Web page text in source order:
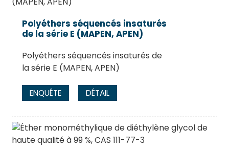
Polyéthers séquencés insaturés
de la série E (MAPEN, APEN)
Polyéthers séquencés insaturés de
la série E (MAPEN, APEN)
ENQUÊTE DÉTAIL